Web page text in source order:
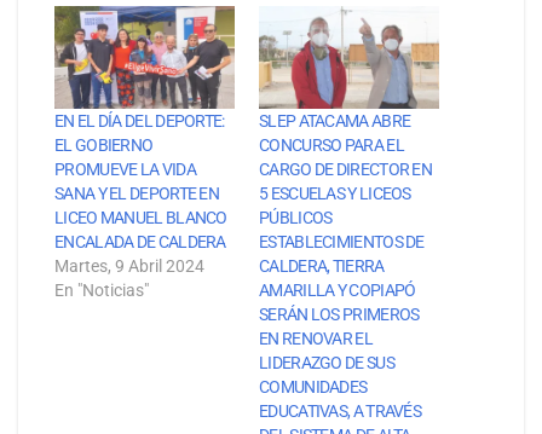
EN EL DÍA DEL DEPORTE:
EL GOBIERNO
PROMUEVE LA VIDA
SANA Y EL DEPORTE EN
LICEO MANUEL BLANCO
ENCALADA DE CALDERA
Martes, 9 Abril 2024
En "Noticias"
SLEP ATACAMA ABRE
CONCURSO PARA EL
CARGO DE DIRECTOR EN
5 ESCUELAS Y LICEOS
PÚBLICOS
ESTABLECIMIENTOS DE
CALDERA, TIERRA
AMARILLA Y COPIAPÓ
SERÁN LOS PRIMEROS
EN RENOVAR EL
LIDERAZGO DE SUS
COMUNIDADES
EDUCATIVAS, A TRAVÉS